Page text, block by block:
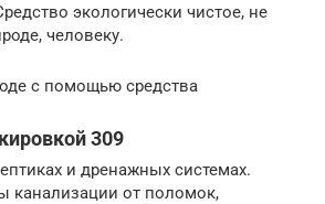
экологически чистое, не
человеку.
с помощью средства
309
и дренажных системах.
канализации от поломок,